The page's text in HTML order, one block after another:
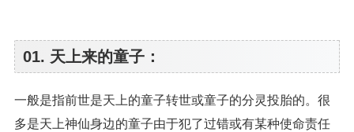
01. 天上来的童子：
一般是指前世是天上的童子转世或童子的分灵投胎的。很
多是天上神仙身边的童子由于犯了过错或有某种使命责任